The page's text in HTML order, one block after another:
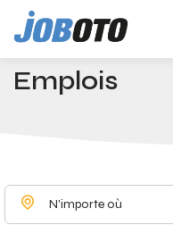
Skip to main content
Accueil Emplois à
Emplois
N'importe où